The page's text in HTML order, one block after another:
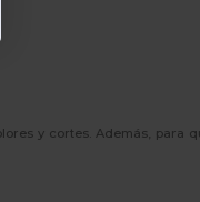
y cortes. Además, para